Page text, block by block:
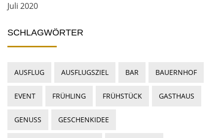
Juli 2020
SCHLAGWÖRTER
AUSFLUG AUSFLUGSZIEL BAR BAUERNHOF
EVENT FRÜHLING FRÜHSTÜCK GASTHAUS
GENUSS GESCHENKIDEE